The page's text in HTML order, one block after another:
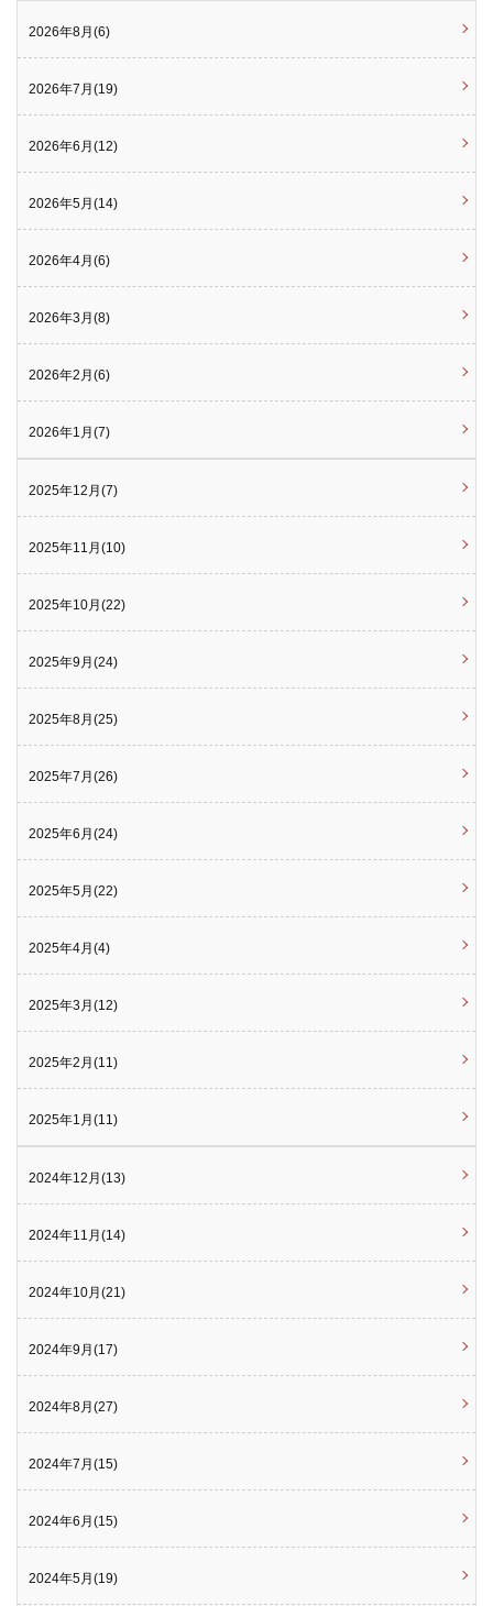
2026年8月(6)
2026年7月(19)
2026年6月(12)
2026年5月(14)
2026年4月(6)
2026年3月(8)
2026年2月(6)
2026年1月(7)
2025年12月(7)
2025年11月(10)
2025年10月(22)
2025年9月(24)
2025年8月(25)
2025年7月(26)
2025年6月(24)
2025年5月(22)
2025年4月(4)
2025年3月(12)
2025年2月(11)
2025年1月(11)
2024年12月(13)
2024年11月(14)
2024年10月(21)
2024年9月(17)
2024年8月(27)
2024年7月(15)
2024年6月(15)
2024年5月(19)